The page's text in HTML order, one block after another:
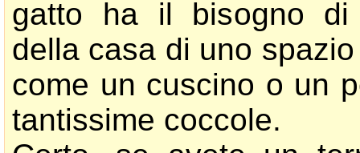
gatto ha il bisogno di
della casa di uno
come un cuscino o un
tantissime coccole.